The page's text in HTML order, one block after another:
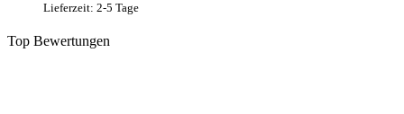
Lieferzeit: 2-5 Tage
Top Bewertungen